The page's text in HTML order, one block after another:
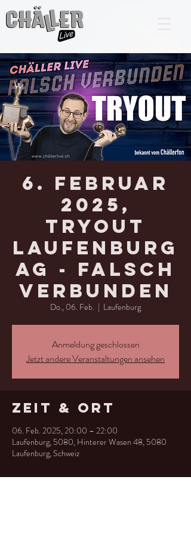
6. Februar
2025,
TRYOUT
LAUFENBURG
AG - Falsch
verbunden
Do., 06. Feb.
  |
Laufenburg
Anmeldung geschlossen
Jetzt andere Veranstaltungen ansehen
Zeit & Ort
06. Feb. 2025, 20:00 – 22:00
Laufenburg, 5080, Hinterer Wasen 48, 5080
Laufenburg, Schweiz